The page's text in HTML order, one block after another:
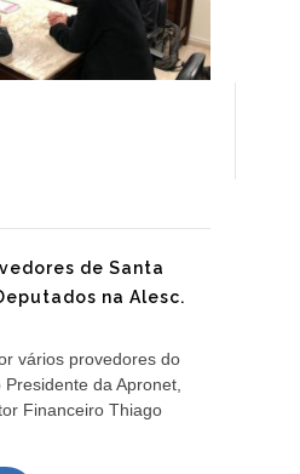
de Santa
na Alesc.
vários provedores do
da Apronet,
Financeiro Thiago